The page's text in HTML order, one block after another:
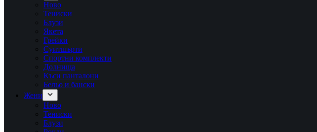
Ново
Тениски
Блузи
Якета
Грейки
Суитшърти
Спортни комплекти
Долнища
Къси панталони
Бельо и бански
Жени
Ново
Тениски
Блузи